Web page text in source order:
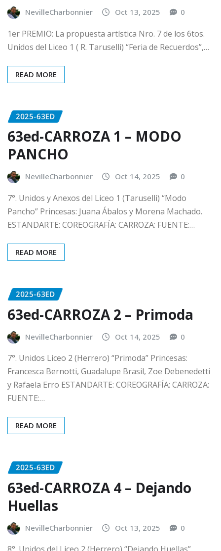
NevilleCharbonnier Oct 13, 2025 0
1er PREMIO: La propuesta artística Nro. 7 de los 6tos.
Unidos del Liceo 1 ( R. Taruselli) “Feria de Recuerdos”,…
READ MORE
2025-63ED
63ed-CARROZA 1 – MODO
PANCHO
NevilleCharbonnier Oct 14, 2025 0
7°. Unidos y Anexos del Liceo 1 (Taruselli) “Modo
Pancho” Princesas: Juana Ábalos y Morena Machado.
ESTANDARTE: COREOGRAFÍA: CARROZA: FUENTE:…
READ MORE
2025-63ED
63ed-CARROZA 2 – Primoda
NevilleCharbonnier Oct 14, 2025 0
7°. Unidos Liceo 2 (Herrero) “Primoda” Princesas:
Francesca Bernotti, Guadalupe Brasil, Zoe Debenedetti
y Rafaela Erro ESTANDARTE: COREOGRAFÍA: CARROZA:
FUENTE:…
READ MORE
2025-63ED
63ed-CARROZA 4 – Dejando
Huellas
NevilleCharbonnier Oct 13, 2025 0